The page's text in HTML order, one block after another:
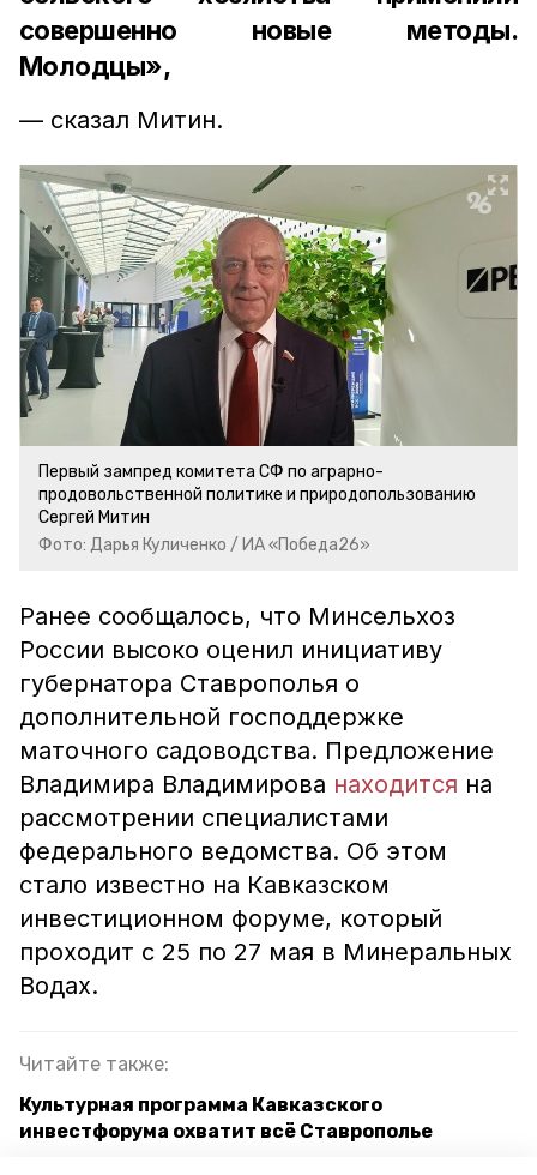
совершенно новые методы.
Молодцы»,
— сказал Митин.
Первый зампред комитета СФ по аграрно-
продовольственной политике и природопользованию
Сергей Митин
Фото: Дарья Куличенко / ИА «Победа26»
Ранее сообщалось, что Минсельхоз
России высоко оценил инициативу
губернатора Ставрополья о
дополнительной господдержке
маточного садоводства. Предложение
Владимира Владимирова находится на
рассмотрении специалистами
федерального ведомства. Об этом
стало известно на Кавказском
инвестиционном форуме, который
проходит с 25 по 27 мая в Минеральных
Водах.
Читайте также:
Культурная программа Кавказского
инвестфорума охватит всё Ставрополье